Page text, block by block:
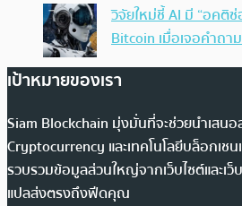
วิจัยใหม่ชี้ AI มี “อคติ
Bitcoin เมื่อเจอคำถา
เป้าหมายของเรา
Siam Blockchain มุ่งมั่นที่จะช่วยนำเสนอ
Cryptocurrency และเทคโนโลยีบล็อกเช
รวบรวมข้อมูลส่วนใหญ่จากเว็บไซต์และเ
แปลส่งตรงถึงฟีดคุณ